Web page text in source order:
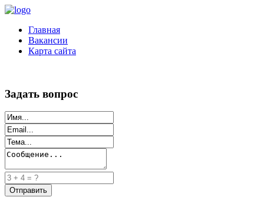
Главная
Вакансии
Карта сайта
Задать вопрос